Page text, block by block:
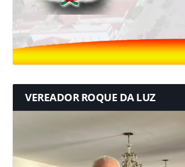
VEREADOR ROQUE DA LUZ